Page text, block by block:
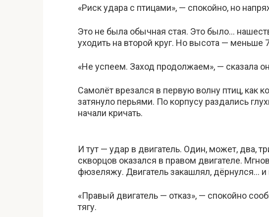
«Риск удара с птицами», — спокойно, но
Это не была обычная стая. Это было…
уходить на второй круг. Но высота — меньше
«Не успеем. Заход продолжаем», — сказала
Самолёт врезался в первую волну птиц, как
затянуло перьями. По корпусу раздались
начали кричать.
И тут — удар в двигатель. Один, может, два,
скворцов оказался в правом двигателе.
фюзеляжу. Двигатель закашлял, дёрнулся…
«Правый двигатель — отказ», — спокойно
тягу.